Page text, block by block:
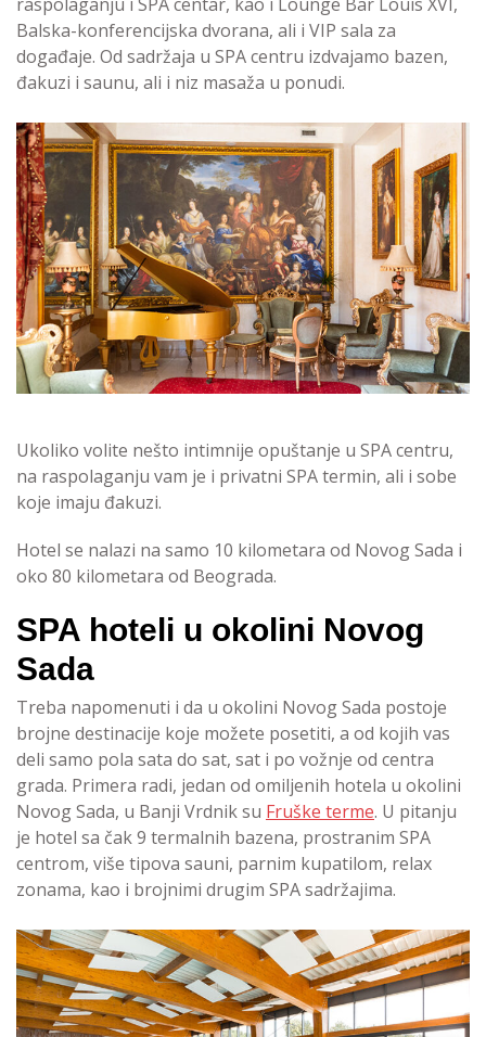
Balska-konferencijska dvorana, ali i VIP sala za
događaje. Od sadržaja u SPA centru izdvajamo bazen,
đakuzi i saunu, ali i niz masaža u ponudi.
Ukoliko volite nešto intimnije opuštanje u SPA centru,
na raspolaganju vam je i privatni SPA termin, ali i sobe
koje imaju đakuzi.
Hotel se nalazi na samo 10 kilometara od Novog Sada i
oko 80 kilometara od Beograda.
SPA hoteli u okolini Novog
Sada
Treba napomenuti i da u okolini Novog Sada postoje
brojne destinacije koje možete posetiti, a od kojih vas
deli samo pola sata do sat, sat i po vožnje od centra
grada. Primera radi, jedan od omiljenih hotela u okolini
Novog Sada, u Banji Vrdnik su Fruške terme. U pitanju
je hotel sa čak 9 termalnih bazena, prostranim SPA
centrom, više tipova sauni, parnim kupatilom, relax
zonama, kao i brojnimi drugim SPA sadržajima.